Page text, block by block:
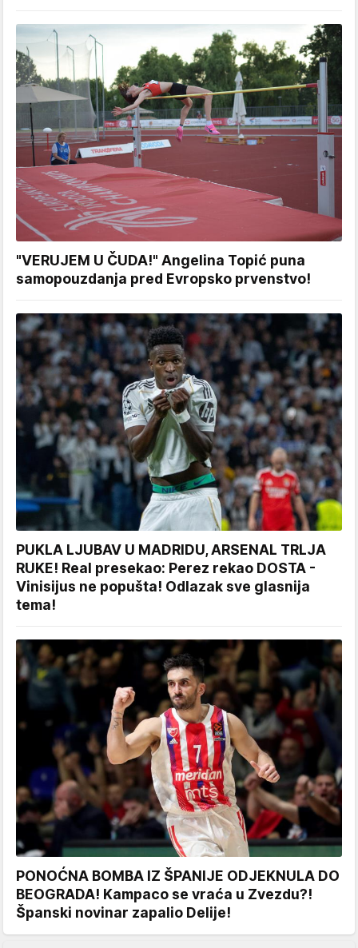
"VERUJEM U ČUDA!" Angelina Topić puna
samopouzdanja pred Evropsko prvenstvo!
PUKLA LJUBAV U MADRIDU, ARSENAL TRLJA
RUKE! Real presekao: Perez rekao DOSTA -
Vinisijus ne popušta! Odlazak sve glasnija
tema!
PONOĆNA BOMBA IZ ŠPANIJE ODJEKNULA DO
BEOGRADA! Kampaco se vraća u Zvezdu?!
Španski novinar zapalio Delije!